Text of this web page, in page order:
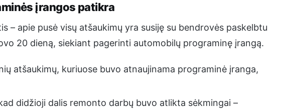
įrangos patikra
– apie pusė visų atšaukimų yra susiję su bendrovės paskelbtu
20 dieną, siekiant pagerinti automobilų programinę įrangą.
atšaukimų, kuriuose buvo atnaujinama programinė įranga,
didžioji dalis remonto darbų buvo atlikta sėkmingai –